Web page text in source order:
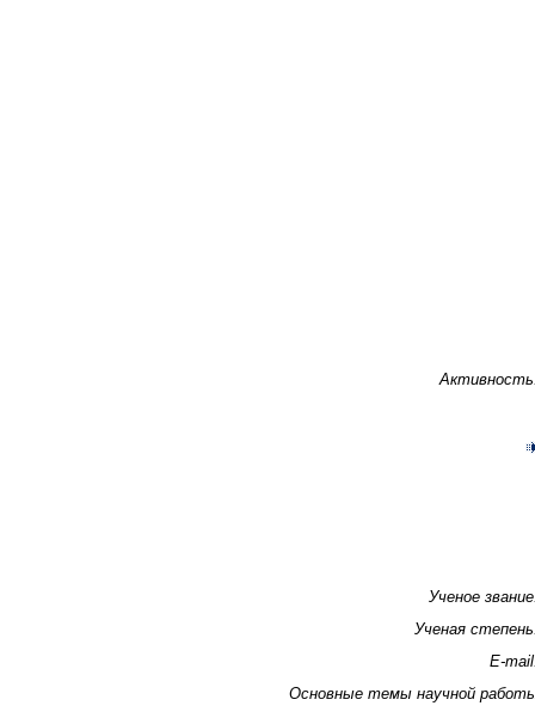
Ученое
Ученая
E-
Основные темы научной